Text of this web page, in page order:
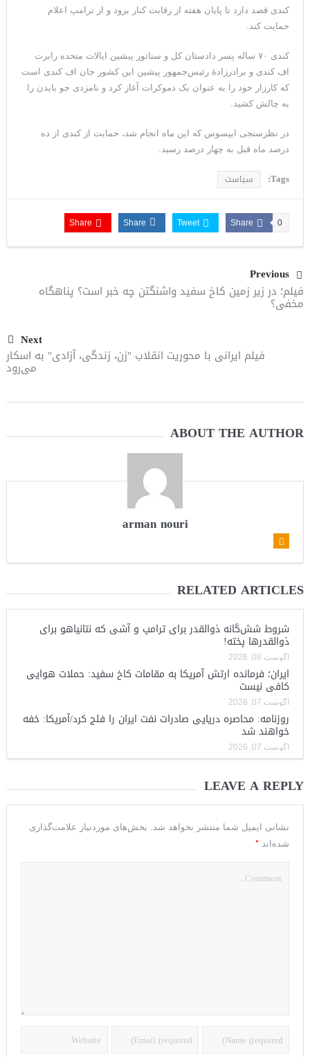
کندی قصد دارد تا پایان هفته از رقابت کنار برود و از ترامپ اعلام
حمایت کند.
کندی ۷۰ ساله پسر دادستان کل و سناتور پیشین ایالات متحده رابرت
اف کندی و برادرزادهٔ رئیس‌جمهور پیشین این کشور جان اف کندی است
که کارزار خود را به عنوان یک دموکرات آغاز کرد و نامزدی جو بایدن را
به چالش کشید.
در نظرسنجی ایپسوس که این ماه انجام شد، حمایت از کندی از ده
درصد ماه قبل به چهار درصد رسید.
Tags: سیاست
Share 0
Tweet
Share
Share
Previous
فیلم؛ در زیر زمین کاخ سفید واشنگتن چه خبر است؟ پناهگاه
مخفی؟
Next
فیلم ایرانی با محوریت انقلاب "زن، زندگی، آزادی" به اسکار
می‌رود
ABOUT THE AUTHOR
arman nouri
RELATED ARTICLES
شروط شش‌گانه ذوالقدر برای ترامپ و آشی که نتانیاهو برای
ذوالقدرها پخته!
آگوست 08, 2026
ایران؛ فرمانده ارتش آمریکا به مقامات کاخ سفید: حملات هوایی
کافی نیست
آگوست 07, 2026
روزنامه: محاصره دریایی صادرات نفت ایران را فلج کرد/آمریکا: خفه
خواهند شد
آگوست 07, 2026
LEAVE A REPLY
نشانی ایمیل شما منتشر نخواهد شد. بخش‌های موردنیاز علامت‌گذاری
شده‌اند *